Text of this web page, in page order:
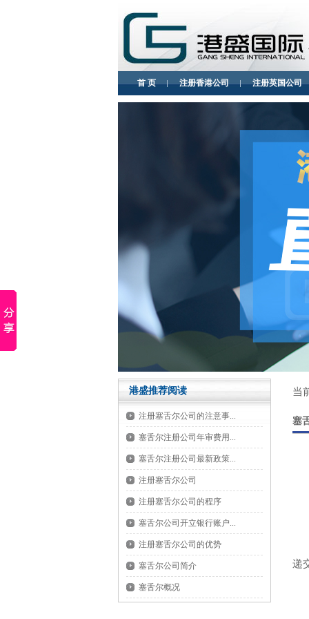
首 页 注册香港公司 注册英国公司
港盛推荐阅读
注册塞舌尔公司的注意事...
塞舌尔注册公司年审费用...
塞舌尔注册公司最新政策...
注册塞舌尔公司
注册塞舌尔公司的程序
塞舌尔公司开立银行账户...
注册塞舌尔公司的优势
塞舌尔公司简介
塞舌尔概况
当
塞
递